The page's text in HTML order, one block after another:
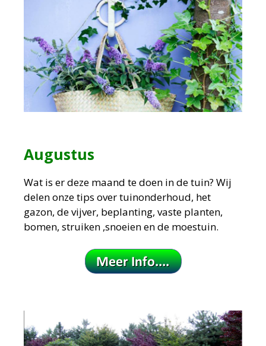
Augustus
Wat is er deze maand te doen in de tuin? Wij
delen onze tips over tuinonderhoud, het
gazon, de vijver, beplanting, vaste planten,
bomen, struiken ,snoeien en de moestuin.